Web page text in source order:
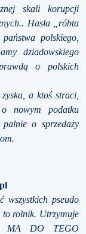
skali korupcji
Hasła „róbta
polskiego,
dziadowskiego
o polskich
a ktoś straci,
nowym podatku
o sprzedaży
pseudo
rolnik. Utrzymuje
MA DO TEGO